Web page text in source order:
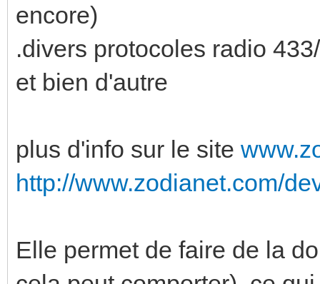
encore)
.divers protocoles radio
et bien d'autre
plus d'info sur le site
http://www.zodianet.com/
Elle permet de faire de la